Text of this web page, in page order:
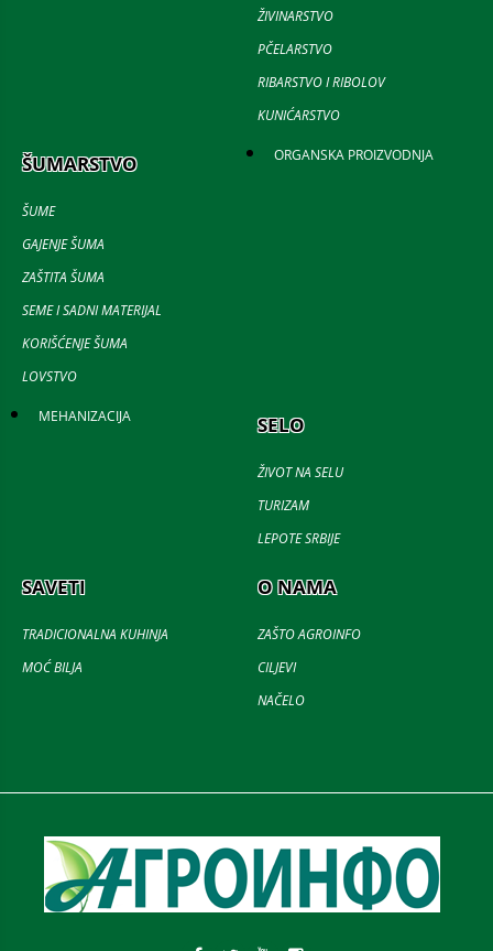
ŽIVINARSTVO
PČELARSTVO
RIBARSTVO I RIBOLOV
KUNIĆARSTVO
ŠUMARSTVO
ŠUME
GAJENJE ŠUMA
ZAŠTITA ŠUMA
SEME I SADNI MATERIJAL
KORIŠĆENJE ŠUMA
LOVSTVO
ORGANSKA PROIZVODNJA
MEHANIZACIJA SELO
ŽIVOT NA SELU
TURIZAM
LEPOTE SRBIJE
SAVETI
TRADICIONALNA KUHINJA
MOĆ BILJA
O NAMA
ZAŠTO AGROINFO
CILJEVI
NAČELO